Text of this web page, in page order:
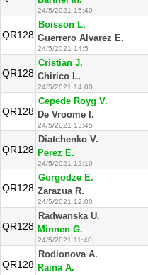
24/5/2021 15:40
QR128
Boisson L.
Guerrero Alvarez E.
24/5/2021 14:5
QR128
Cristian J.
Chirico L.
24/5/2021 14:00
QR128
Cepede Royg V.
De Vroome I.
24/5/2021 13:45
QR128
Diatchenko V.
Perez E.
24/5/2021 12:10
QR128
Gorgodze E.
Zarazua R.
24/5/2021 12:00
QR128
Radwanska U.
Minnen G.
24/5/2021 11:40
QR128
Rodionova A.
Raina A.